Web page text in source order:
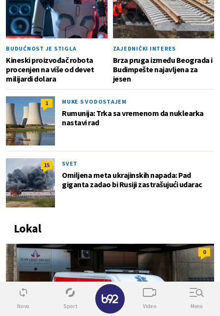
BUDUĆNOST JE STIGLA
Kineski proizvođač robota
procenjen na više od devet
milijardi dolara
ZAJEDNIČKI INTERES
Brza pruga između Beograda i
Budimpešte najavljena za
jesen
1 MUKE S VODOSTAJEM
Rumunija: Trka sa vremenom da nuklearka
nastavi rad
15 SVET
Omiljena meta ukrajinskih napada: Pad
giganta zadao bi Rusiji zastrašujući udarac
Lokal
0
Novo Sport Video Menu
✕